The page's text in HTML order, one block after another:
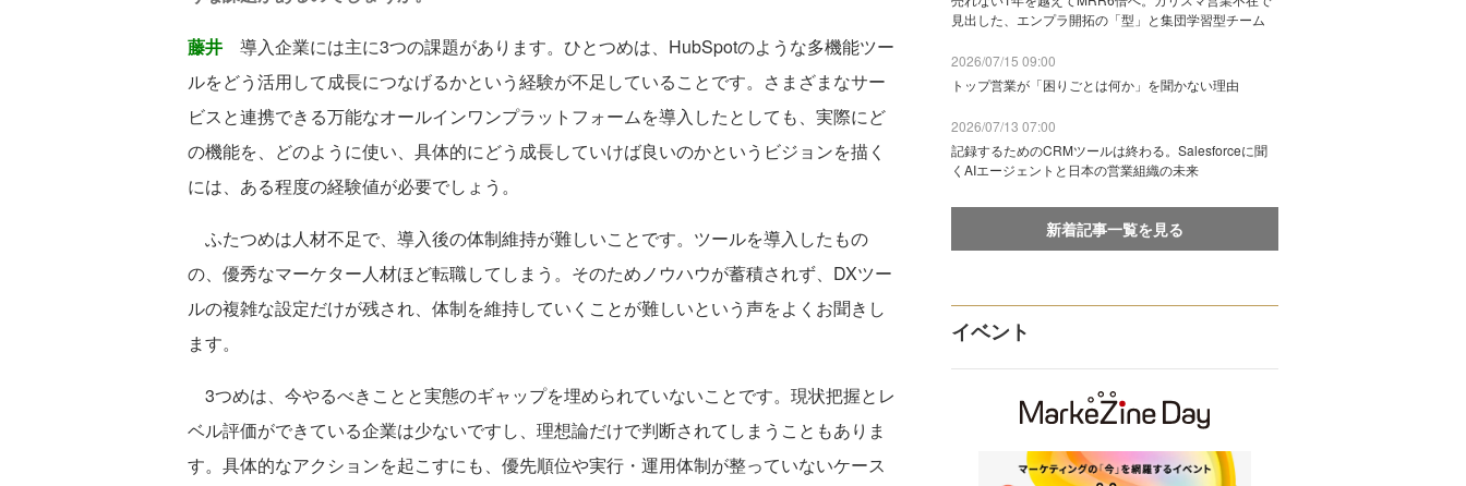
藤井 導入企業には主に3つの課題があります。ひとつめは、HubSpotのような多機能ツー
ルをどう活用して成長につなげるかという経験が不足していることです。さまざまなサー
ビスと連携できる万能なオールインワンプラットフォームを導入したとしても、実際にど
の機能を、どのように使い、具体的にどう成長していけば良いのかというビジョンを描く
には、ある程度の経験値が必要でしょう。
ふたつめは人材不足で、導入後の体制維持が難しいことです。ツールを導入したもの
の、優秀なマーケター人材ほど転職してしまう。そのためノウハウが蓄積されず、DXツー
ルの複雑な設定だけが残され、体制を維持していくことが難しいという声をよくお聞きし
ます。
3つめは、今やるべきことと実態のギャップを埋められていないことです。現状把握とレ
ベル評価ができている企業は少ないですし、理想論だけで判断されてしまうこともありま
す。具体的なアクションを起こすにも、優先順位や実行・運用体制が整っていないケース
見出した、エンプラ開拓の「型」と集団学習型チーム
2026/07/15 09:00
トップ営業が「困りごとは何か」を聞かない理由
2026/07/13 07:00
記録するためのCRMツールは終わる。Salesforceに聞
くAIエージェントと日本の営業組織の未来
新着記事一覧を見る
イベント